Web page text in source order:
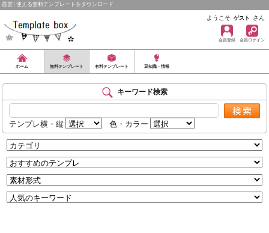
霞雲 | 使える無料テンプレートをダウンロード
ようこそ ゲスト さん
会員登録 会員ログイン
ホーム 無料テンプレート 有料テンプレート 豆知識・情報
キーワード検索
テンプレ横・縦 色・カラー